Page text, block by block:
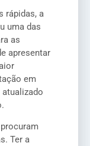
rápidas, a
uma das
as
apresentar
em
Ter a